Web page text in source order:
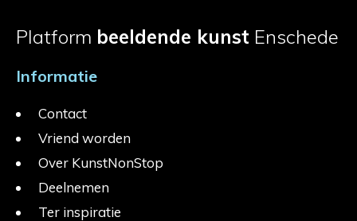
Platform beeldende kunst Enschede
Informatie
Contact
Vriend worden
Over KunstNonStop
Deelnemen
Ter inspiratie